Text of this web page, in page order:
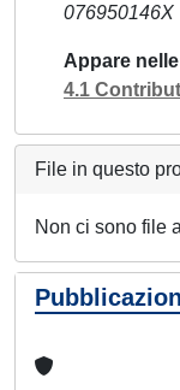
076950146X
Appare
4.1
File in questo
Non ci sono file